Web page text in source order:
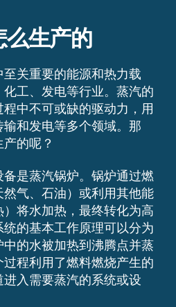
么生产的
关重要的能源和热力载
工、发电等行业。蒸汽的
中不可或缺的驱动力，用
和发电等多个领域。那
的呢？
是蒸汽锅炉。锅炉通过燃
气、石油）或利用其他能
将水加热，最终转化为高
的基本工作原理可以分为
的水被加热到沸腾点并蒸
程利用了燃料燃烧产生的
入需要蒸汽的系统或设